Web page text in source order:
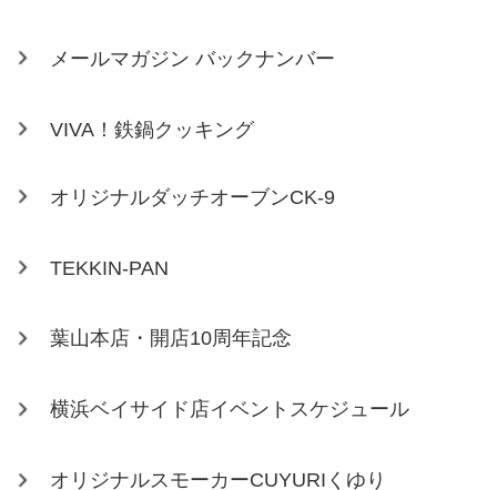
メールマガジン バックナンバー
VIVA！鉄鍋クッキング
オリジナルダッチオーブンCK-9
TEKKIN-PAN
葉山本店・開店10周年記念
横浜ベイサイド店イベントスケジュール
オリジナルスモーカーCUYURIくゆり